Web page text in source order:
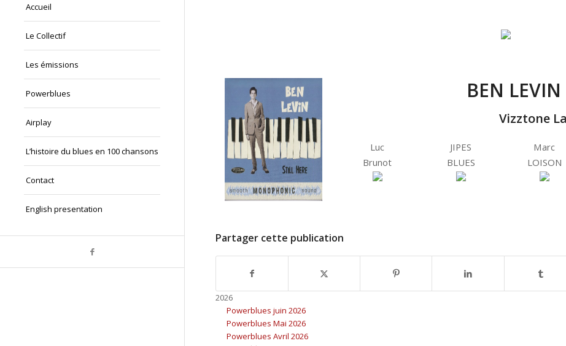
Accueil
Le Collectif
Les émissions
Powerblues
Airplay
L’histoire du blues en 100 chansons
Contact
English presentation
BEN
Vizztone
Luc
Brunot
JIPES
BLUES
Marc
LOISON
Partager cette publication
2026
Powerblues juin 2026
Powerblues Mai 2026
Powerblues Avril 2026